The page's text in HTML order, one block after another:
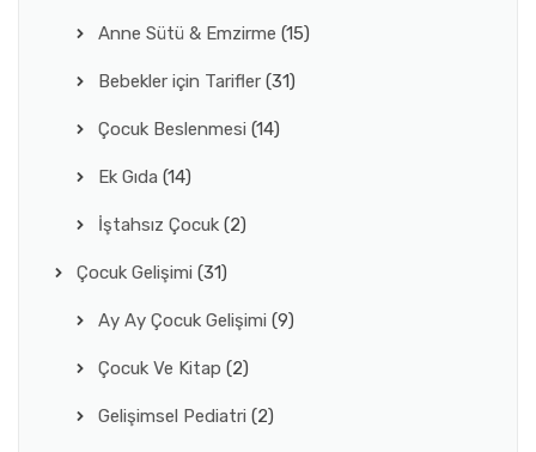
Anne Sütü & Emzirme (15)
Bebekler için Tarifler (31)
Çocuk Beslenmesi (14)
Ek Gıda (14)
İştahsız Çocuk (2)
Çocuk Gelişimi (31)
Ay Ay Çocuk Gelişimi (9)
Çocuk Ve Kitap (2)
Gelişimsel Pediatri (2)